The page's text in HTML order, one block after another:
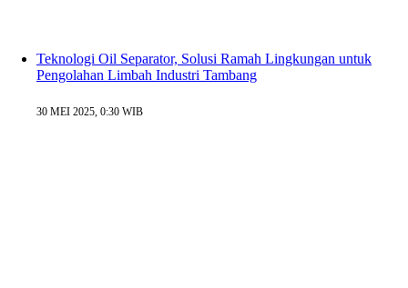
Teknologi Oil Separator, Solusi Ramah Lingkungan untuk
Pengolahan Limbah Industri Tambang
30 MEI 2025, 0:30 WIB